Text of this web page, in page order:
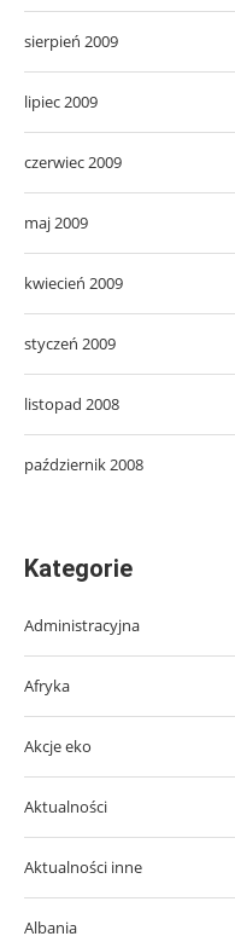
sierpień 2009
lipiec 2009
czerwiec 2009
maj 2009
kwiecień 2009
styczeń 2009
listopad 2008
październik 2008
Kategorie
Administracyjna
Afryka
Akcje eko
Aktualności
Aktualności inne
Albania